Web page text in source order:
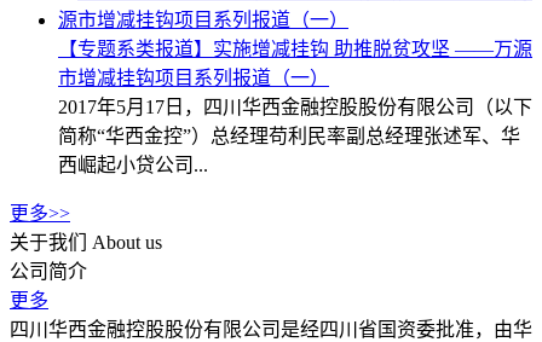
【专题系类报道】实施增减挂钩 助推脱贫攻坚 ——万源
市增减挂钩项目系列报道（一）
2017年5月17日，四川华西金融控股股份有限公司（以下
简称“华西金控”）总经理苟利民率副总经理张述军、华
西崛起小贷公司...
更多>>
关于我们
About us
公司简介
更多
四川华西金融控股股份有限公司是经四川省国资委批准，由华